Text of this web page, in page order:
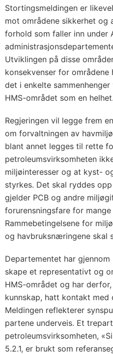
Stortingsmeldingen er
mot områdene sikkerhet og
forhold som faller inn under
Utviklingen på disse
konsekvenser for
det i enkelte
HMS-området som en helhet.
Regjeringen vil legge frem
om forvaltningen av
blant annet legges til rette
petroleumsvirksomheten
miljøinteresser og at kyst-
styrkes. Det skal ryddes
gjelder PCB og andre
forurensningsfare for
Rammebetingelsene for
og havbruksnæringene skal
Departementet har
skape et representativt og
HMS-området og har
kunnskap, hatt kontakt med
Meldingen reflekterer
partene underveis. Et
petroleumsvirksomheten,
5.2.1, er brukt som